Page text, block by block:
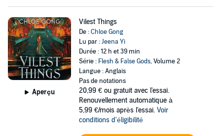
Aperçu
Vilest Things
De :Chloe Gong
Lu par :Jeena Yi
Durée : 12 h et 39 min
Série : Flesh & False Gods, Volume 2
Langue : Anglais
Pas de notations
20,99 € ou gratuit avec l'essai.
Renouvellement automatique à
5,99 €/mois après l'essai. Voir
conditions d'éligibilité